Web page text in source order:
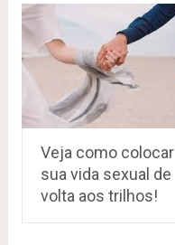
Veja como colocar
sua vida sexual de
volta aos trilhos!